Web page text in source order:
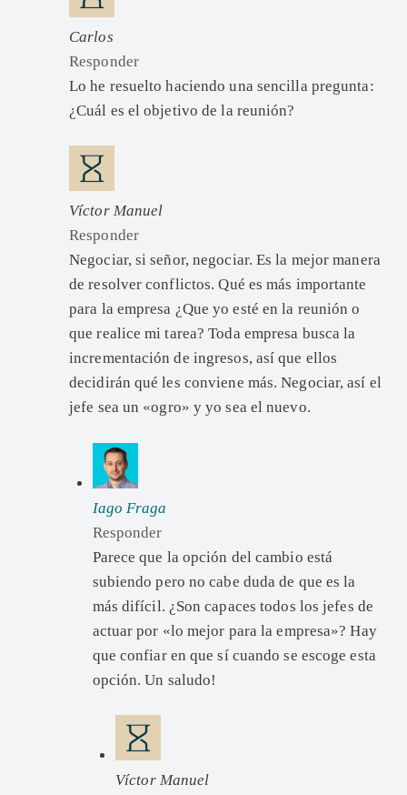
Carlos
Responder
Lo he resuelto haciendo una sencilla pregunta:
¿Cuál es el objetivo de la reunión?
Víctor Manuel
Responder
Negociar, si señor, negociar. Es la mejor manera
de resolver conflictos. Qué es más importante
para la empresa ¿Que yo esté en la reunión o
que realice mi tarea? Toda empresa busca la
incrementación de ingresos, así que ellos
decidirán qué les conviene más. Negociar, así el
jefe sea un «ogro» y yo sea el nuevo.
Iago Fraga
Responder
Parece que la opción del cambio está
subiendo pero no cabe duda de que es la
más difícil. ¿Son capaces todos los jefes de
actuar por «lo mejor para la empresa»? Hay
que confiar en que sí cuando se escoge esta
opción. Un saludo!
Víctor Manuel